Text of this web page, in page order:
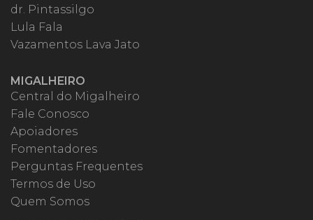
dr. Pintassilgo
Lula Fala
Vazamentos Lava Jato
MIGALHEIRO
Central do Migalheiro
Fale Conosco
Apoiadores
Fomentadores
Perguntas Frequentes
Termos de Uso
Quem Somos